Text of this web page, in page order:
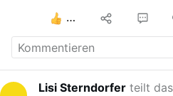
Lisi Sterndorfer teilt das